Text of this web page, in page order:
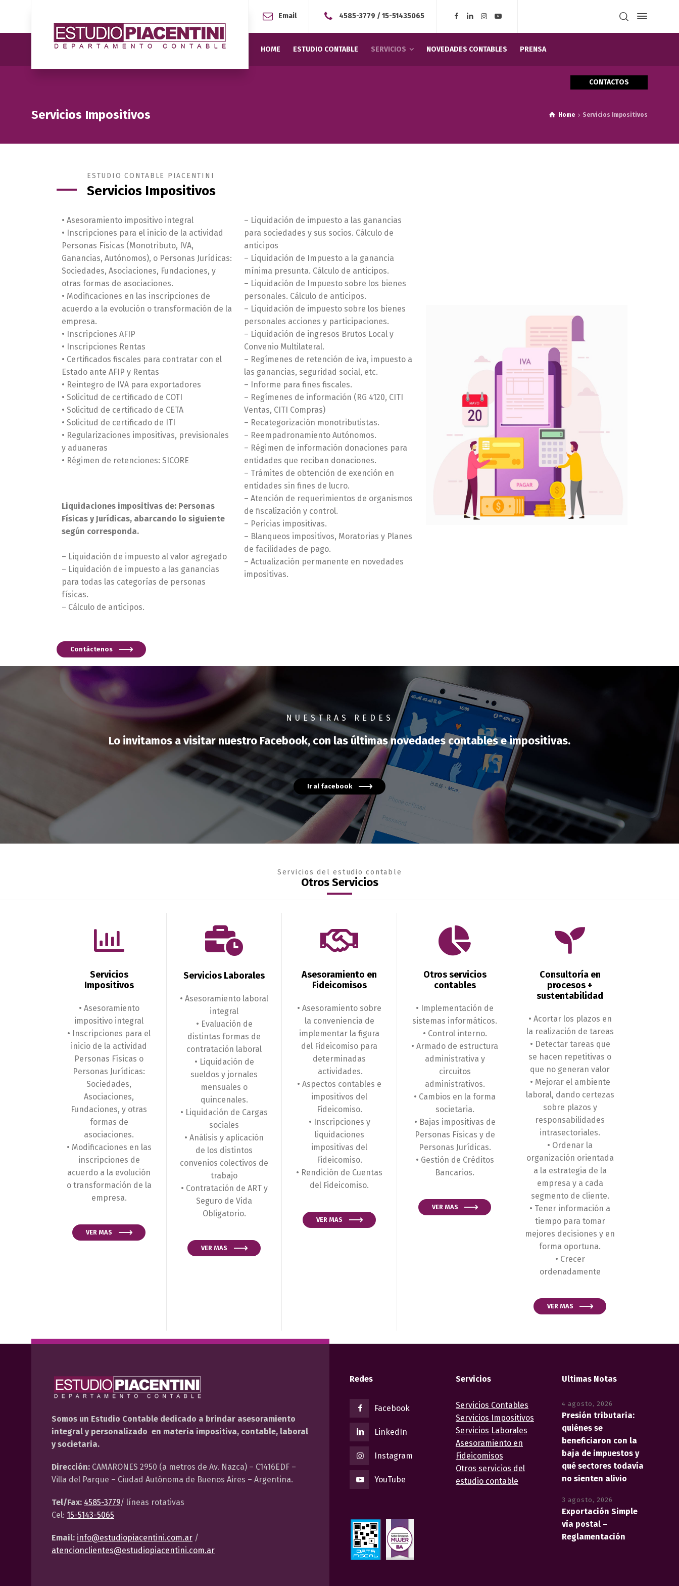
Email 4585-3779 /15-51435065
HOME ESTUDIO CONTABLE SERVICIOS NOVEDADES CONTABLES PRENSA
CONTACTOS
Servicios Impositivos Home Servicios Impositivos
ESTUDIO CONTABLE PIACENTINI
Servicios Impositivos
• Asesoramiento impositivo integral
• Inscripciones para el inicio de la actividad
Personas Físicas (Monotributo, IVA,
Ganancias, Autónomos), o Personas Jurídicas:
Sociedades, Asociaciones, Fundaciones, y
otras formas de asociaciones.
• Modificaciones en las inscripciones de
acuerdo a la evolución o transformación de la
empresa.
• Inscripciones AFIP
• Inscripciones Rentas
• Certificados fiscales para contratar con el
Estado ante AFIP y Rentas
• Reintegro de IVA para exportadores
• Solicitud de certificado de COTI
• Solicitud de certificado de CETA
• Solicitud de certificado de ITI
• Regularizaciones impositivas, previsionales
y aduaneras
• Régimen de retenciones: SICORE
Liquidaciones impositivas de: Personas
Físicas y Jurídicas, abarcando lo siguiente
según corresponda.
– Liquidación de impuesto al valor agregado
– Liquidación de impuesto a las ganancias
para todas las categorías de personas
físicas.
– Cálculo de anticipos.
– Liquidación de impuesto a las ganancias
para sociedades y sus socios. Cálculo de
anticipos
– Liquidación de Impuesto a la ganancia
mínima presunta. Cálculo de anticipos.
– Liquidación de Impuesto sobre los bienes
personales. Cálculo de anticipos.
– Liquidación de impuesto sobre los bienes
personales acciones y participaciones.
– Liquidación de ingresos Brutos Local y
Convenio Multilateral.
– Regímenes de retención de iva, impuesto a
las ganancias, seguridad social, etc.
– Informe para fines fiscales.
– Regímenes de información (RG 4120, CITI
Ventas, CITI Compras)
– Recategorización monotributistas.
– Reempadronamiento Autónomos.
– Régimen de información donaciones para
entidades que reciban donaciones.
– Trámites de obtención de exención en
entidades sin fines de lucro.
– Atención de requerimientos de organismos
de fiscalización y control.
– Pericias impositivas.
– Blanqueos impositivos, Moratorias y Planes
de facilidades de pago.
– Actualización permanente en novedades
impositivas.
Contáctenos
NUESTRAS REDES
Lo invitamos a visitar nuestro Facebook, con las últimas novedades contables e impositivas.
Ir al facebook
Servicios del estudio contable
Otros Servicios
Servicios
Impositivos
• Asesoramiento
impositivo integral
• Inscripciones para el
inicio de la actividad
Personas Físicas o
Personas Jurídicas:
Sociedades,
Asociaciones,
Fundaciones, y otras
formas de
asociaciones.
• Modificaciones en las
inscripciones de
acuerdo a la evolución
o transformación de la
empresa.
VER MAS
Servicios Laborales
• Asesoramiento laboral
integral
• Evaluación de
distintas formas de
contratación laboral
• Liquidación de
sueldos y jornales
mensuales o
quincenales.
• Liquidación de Cargas
sociales
• Análisis y aplicación
de los distintos
convenios colectivos de
trabajo
• Contratación de ART y
Seguro de Vida
Obligatorio.
VER MAS
Asesoramiento en
Fideicomisos
• Asesoramiento sobre
la conveniencia de
implementar la figura
del Fideicomiso para
determinadas
actividades.
• Aspectos contables e
impositivos del
Fideicomiso.
• Inscripciones y
liquidaciones
impositivas del
Fideicomiso.
• Rendición de Cuentas
del Fideicomiso.
VER MAS
Otros servicios
contables
• Implementación de
sistemas informáticos.
• Control interno.
• Armado de estructura
administrativa y
circuitos
administrativos.
• Cambios en la forma
societaria.
• Bajas impositivas de
Personas Físicas y de
Personas Jurídicas.
• Gestión de Créditos
Bancarios.
VER MAS
Consultoría en
procesos +
sustentabilidad
• Acortar los plazos en
la realización de tareas
• Detectar tareas que
se hacen repetitivas o
que no generan valor
• Mejorar el ambiente
laboral, dando certezas
sobre plazos y
responsabilidades
intrasectoriales.
• Ordenar la
organización orientada
a la estrategia de la
empresa y a cada
segmento de cliente.
• Tener información a
tiempo para tomar
mejores decisiones y en
forma oportuna.
• Crecer
ordenadamente
VER MAS
Somos un Estudio Contable dedicado a brindar asesoramiento
integral y personalizado en materia impositiva, contable, laboral
y societaria.
Dirección: CAMARONES 2950 (a metros de Av. Nazca) – C1416EDF –
Villa del Parque – Ciudad Autónoma de Buenos Aires – Argentina.
Tel/Fax: 4585-3779/ líneas rotativas
Cel: 15-5143-5065
Email: info@estudiopiacentini.com.ar /
atencionclientes@estudiopiacentini.com.ar
Redes
Facebook
LinkedIn
Instagram
YouTube
Servicios
Servicios Contables
Servicios Impositivos
Servicios Laborales
Asesoramiento en
Fideicomisos
Otros servicios del
estudio contable
Ultimas Notas
4 agosto, 2026
Presión tributaria:
quiénes se
beneficiaron con la
baja de impuestos y
qué sectores todavía
no sienten alivio
3 agosto, 2026
Exportación Simple
vía postal –
Reglamentación